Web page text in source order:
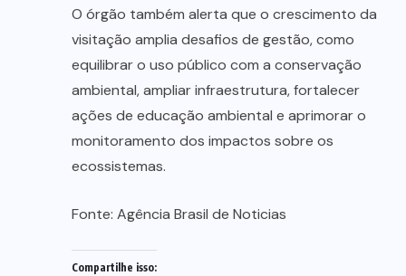
O órgão também alerta que o crescimento da
visitação amplia desafios de gestão, como
equilibrar o uso público com a conservação
ambiental, ampliar infraestrutura, fortalecer
ações de educação ambiental e aprimorar o
monitoramento dos impactos sobre os
ecossistemas.
Fonte: Agência Brasil de Noticias
Compartilhe isso: